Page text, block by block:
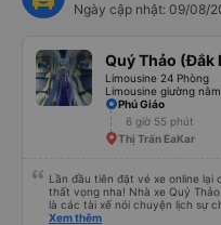
Ngày cập nhật: 09/08/
Quý Thảo (Đắk
Limousine 24 Phòng
Limousine giường
Phú Giáo
6 giờ 55 phút
Thị Trấn EaKar
Lần đầu tiên đặt vé xe online lại
thất vọng nha! Nhà xe Quý
là các tài xế nói chuyện lịch sự
đánh giá 5 sao rồi. Chú tài xế
Xem thêm